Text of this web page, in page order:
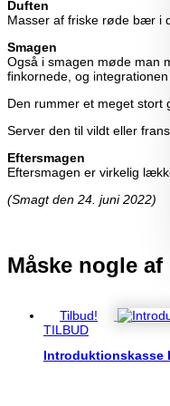
Duften
Masser af friske røde bær i
Smagen
Også i smagen møde man
finkornede, og
Den rummer et meget stort
Server den til vildt eller
Eftersmagen
Eftersmagen er virkelig
(Smagt den 24. juni 2022)
Måske nogle
Relaterede varer
Tilbud!
TILBUD
Introduktionskasse